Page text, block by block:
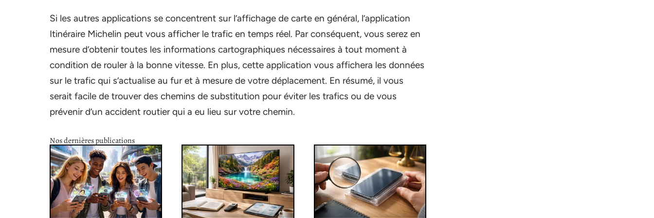
Si les autres applications se concentrent sur l’affichage de carte en général, l’application
Itinéraire Michelin peut vous afficher le trafic en temps réel. Par conséquent, vous serez en
mesure d’obtenir toutes les informations cartographiques nécessaires à tout moment à
condition de rouler à la bonne vitesse. En plus, cette application vous affichera les données
sur le trafic qui s’actualise au fur et à mesure de votre déplacement. En résumé, il vous
serait facile de trouver des chemins de substitution pour éviter les trafics ou de vous
prévenir d’un accident routier qui a eu lieu sur votre chemin.
Nos dernières publications